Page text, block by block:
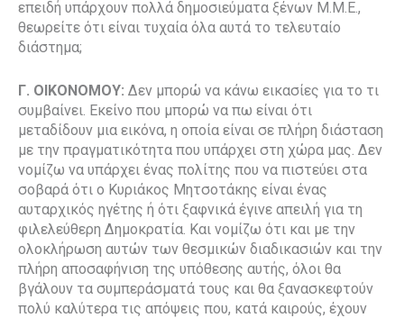
επειδή υπάρχουν πολλά δημοσιεύματα ξένων Μ.Μ.Ε.,
θεωρείτε ότι είναι τυχαία όλα αυτά το τελευταίο
διάστημα;
Γ. ΟΙΚΟΝΟΜΟΥ: Δεν μπορώ να κάνω εικασίες για το τι
συμβαίνει. Εκείνο που μπορώ να πω είναι ότι
μεταδίδουν μια εικόνα, η οποία είναι σε πλήρη διάσταση
με την πραγματικότητα που υπάρχει στη χώρα μας. Δεν
νομίζω να υπάρχει ένας πολίτης που να πιστεύει στα
σοβαρά ότι ο Κυριάκος Μητσοτάκης είναι ένας
αυταρχικός ηγέτης ή ότι ξαφνικά έγινε απειλή για τη
φιλελεύθερη Δημοκρατία. Και νομίζω ότι και με την
ολοκλήρωση αυτών των θεσμικών διαδικασιών και την
πλήρη αποσαφήνιση της υπόθεσης αυτής, όλοι θα
βγάλουν τα συμπεράσματά τους και θα ξανασκεφτούν
πολύ καλύτερα τις απόψεις που, κατά καιρούς, έχουν